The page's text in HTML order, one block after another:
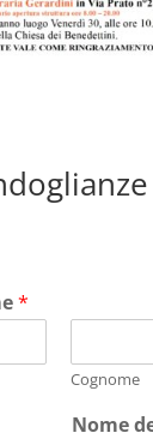
*
Cognome
Nome